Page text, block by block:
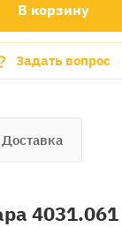
В корзину
Задать вопрос
Доставка